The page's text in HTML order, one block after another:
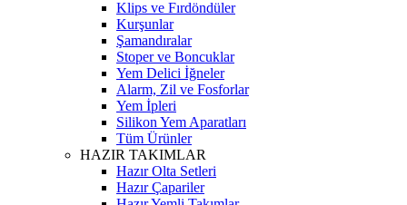
Klips ve Fırdöndüler
Kurşunlar
Şamandıralar
Stoper ve Boncuklar
Yem Delici İğneler
Alarm, Zil ve Fosforlar
Yem İpleri
Silikon Yem Aparatları
Tüm Ürünler
HAZIR TAKIMLAR
Hazır Olta Setleri
Hazır Çapariler